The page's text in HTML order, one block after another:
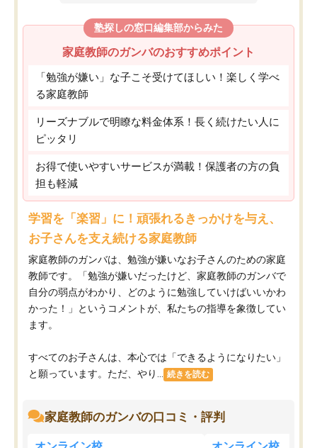
塾探しの窓口編集部からみた
家庭教師のガンバのおすすめポイント
「勉強が嫌い」な子こそ受けてほしい！楽しく学べ
る家庭教師
リーズナブルで明瞭な料金体系！長く続けたい人に
ピッタリ
お得で使いやすいサービスが満載！保護者の方の負
担も軽減
学習を「楽習」に！頑張れるきっかけを与え、
お子さんを支え続ける家庭教師
家庭教師のガンバは、勉強が嫌いなお子さんのための家庭
教師です。「勉強が嫌いだったけど、家庭教師のガンバで
自分の弱点がわかり、どのように勉強していけばいいかわ
かった！」というコメントが、私たちの指導を象徴してい
ます。
すべてのお子さんは、本心では「できるようになりたい」
と願っています。ただ、やり...
続きを読む
家庭教師のガンバの口コミ・評判